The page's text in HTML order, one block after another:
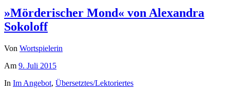
»Mörderischer Mond« von Alexandra
Sokoloff
Von Wortspielerin
Am 9. Juli 2015
In Im Angebot, Übersetztes/Lektoriertes